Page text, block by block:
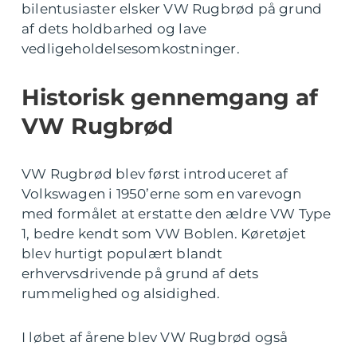
bilentusiaster elsker VW Rugbrød på grund
af dets holdbarhed og lave
vedligeholdelsesomkostninger.
Historisk gennemgang af
VW Rugbrød
VW Rugbrød blev først introduceret af
Volkswagen i 1950’erne som en varevogn
med formålet at erstatte den ældre VW Type
1, bedre kendt som VW Boblen. Køretøjet
blev hurtigt populært blandt
erhvervsdrivende på grund af dets
rummelighed og alsidighed.
I løbet af årene blev VW Rugbrød også